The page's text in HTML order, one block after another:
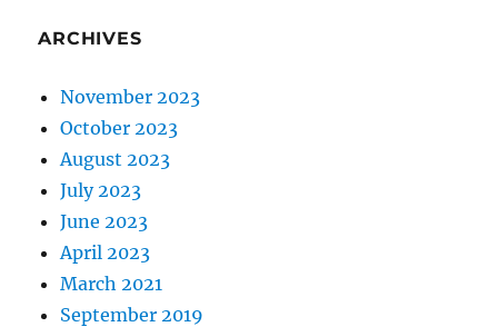
ARCHIVES
November 2023
October 2023
August 2023
July 2023
June 2023
April 2023
March 2021
September 2019